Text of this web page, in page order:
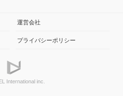
運営会社
プライバシーポリシー
International inc.